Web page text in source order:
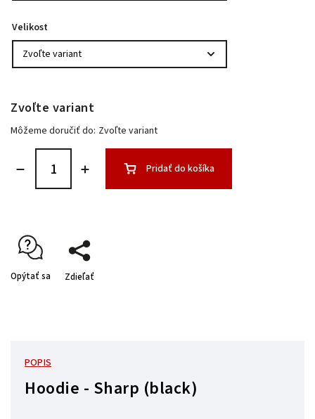
Velikost
Zvoľte variant
Môžeme doručiť do: Zvoľte variant
Pridať do košíka
Opýtať sa Zdieľať
POPIS
Hoodie - Sharp (black)